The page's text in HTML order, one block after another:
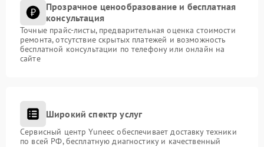
Прозрачное ценообразование и бесплатная
консультация
Точные прайс-листы, предварительная оценка стоимости
ремонта, отсутствие скрытых платежей и возможность
бесплатной консультации по телефону или онлайн на
сайте
Широкий спектр услуг
Сервисный центр Yuneec обеспечивает доставку техники
по всей РФ, бесплатную диагностику и качественный